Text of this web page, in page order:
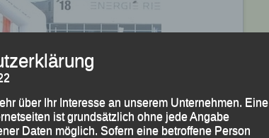
über Ihr Interesse an unserem Unternehmen. Eine
ist grundsätzlich ohne jede Angabe
Daten möglich. Sofern eine betroffene Person